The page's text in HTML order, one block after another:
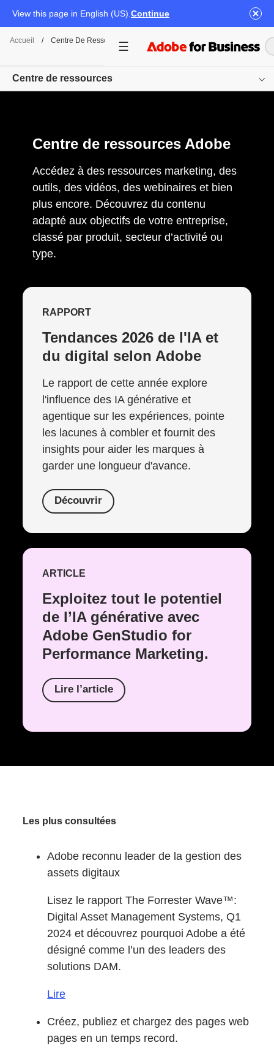
View this page in English (US). Continue
Accueil / Centre De Ressources
Centre de ressources
Parcourir par produit
Découvrir
Centre de ressources Adobe
Accédez à des ressources marketing, des
outils, des vidéos, des webinaires et bien
plus encore. Découvrez du contenu
adapté aux objectifs de votre entreprise,
classé par produit, secteur d’activité ou
type.
RAPPORT
Tendances 2026 de l'IA et
du digital selon Adobe
Le rapport de cette année explore
l'influence des IA générative et
agentique sur les expériences, pointe
les lacunes à combler et fournit des
insights pour aider les marques à
garder une longueur d'avance.
Découvrir
ARTICLE
Exploitez tout le potentiel
de l’IA générative avec
Adobe GenStudio for
Performance Marketing.
Lire l’article
Les plus consultées
Adobe reconnu leader de la gestion des
assets digitaux
Lisez le rapport The Forrester Wave™:
Digital Asset Management Systems, Q1
2024 et découvrez pourquoi Adobe a été
désigné comme l’un des leaders des
solutions DAM.
Lire
Créez, publiez et chargez des pages web
pages en un temps record.